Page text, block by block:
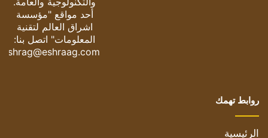
أحد مواقع "مؤسسة
اشراق العالم لتقنية
المعلومات" اتصل بنا:
eshrag@eshraag.com
روابط تهمك
الرئيسية